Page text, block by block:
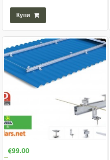
Купи
€99.00